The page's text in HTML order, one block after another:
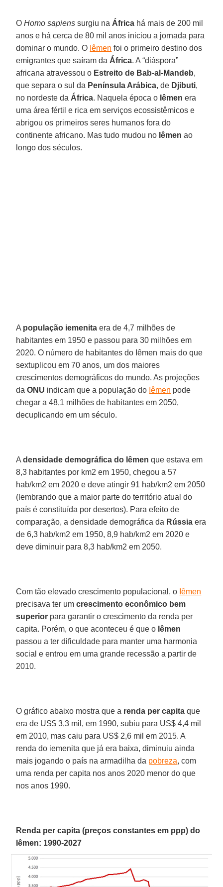
OHomo sapiens surgiu na África há mais de 200 mil
anos e há cerca de 80 mil anos iniciou a jornada para
dominar o mundo. O Iêmen foi o primeiro destino dos
emigrantes que saíram da África. A “diáspora”
africana atravessou o Estreito de Bab-al-Mandeb,
que separa o sul da Península Arábica, de Djibuti,
no nordeste da África. Naquela época o Iêmen era
uma área fértil e rica em serviços ecossistêmicos e
abrigou os primeiros seres humanos fora do
continente africano. Mas tudo mudou no Iêmen ao
longo dos séculos.
A população iemenita era de 4,7 milhões de
habitantes em 1950 e passou para 30 milhões em
2020. O número de habitantes do Iêmen mais do que
sextuplicou em 70 anos, um dos maiores
crescimentos demográficos do mundo. As projeções
daONU indicam que a população do Iêmen pode
chegar a 48,1 milhões de habitantes em 2050,
decuplicando em um século.
Adensidade demográfica do Iêmen que estava em
8,3 habitantes por km2 em 1950, chegou a 57
hab/km2 em 2020 e deve atingir 91 hab/km2 em 2050
(lembrando que a maior parte do território atual do
país é constituída por desertos). Para efeito de
comparação, a densidade demográfica da Rússia era
de 6,3 hab/km2 em 1950, 8,9 hab/km2 em 2020 e
deve diminuir para 8,3 hab/km2 em 2050.
Com tão elevado crescimento populacional, o Iêmen
precisava ter umcrescimento econômico bem
superior para garantir o crescimento da renda per
capita. Porém, o que aconteceu é que o Iêmen
passou a ter dificuldade para manter uma harmonia
social e entrou em uma grande recessão a partir de
2010.
O gráfico abaixo mostra que a renda per capita que
era de US$ 3,3 mil, em 1990, subiu para US$ 4,4 mil
em 2010, mas caiu para US$ 2,6 mil em 2015. A
renda do iemenita que já era baixa, diminuiu ainda
mais jogando o país na armadilha da pobreza, com
uma renda per capita nos anos 2020 menor do que
nos anos 1990.
Renda per capita (preços constantes em ppp) do
Iêmen: 1990-2027